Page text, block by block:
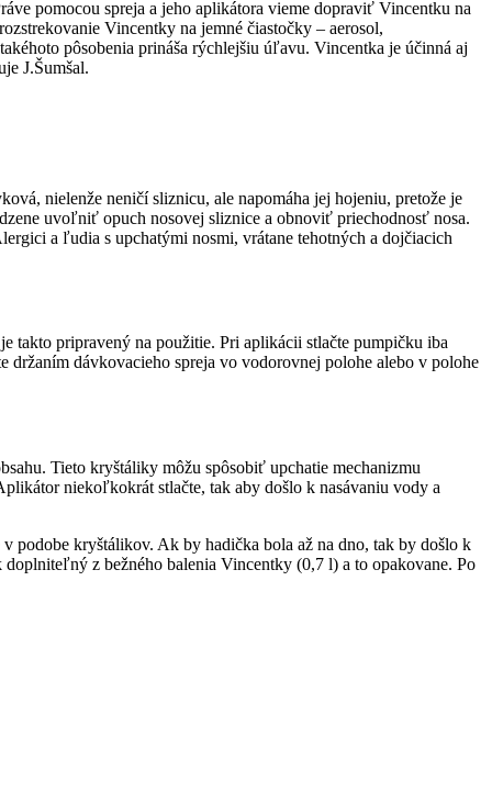
pomocou spreja a jeho aplikátora vieme dopraviť Vincentku na
Vincentky na jemné čiastočky – aerosol,
pôsobenia prináša rýchlejšiu úľavu. Vincentka je účinná aj
J.Šumšal.
nielenže neničí sliznicu, ale napomáha jej hojeniu, pretože je
uvoľniť opuch nosovej sliznice a obnoviť priechodnosť nosa.
a ľudia s upchatými nosmi, vrátane tehotných a dojčiacich
takto pripravený na použitie. Pri aplikácii stlačte pumpičku iba
dávkovacieho spreja vo vodorovnej polohe alebo v polohe
Tieto kryštáliky môžu spôsobiť upchatie mechanizmu
niekoľkokrát stlačte, tak aby došlo k nasávaniu vody a
podobe kryštálikov. Ak by hadička bola až na dno, tak by došlo k
z bežného balenia Vincentky (0,7 l) a to opakovane. Po